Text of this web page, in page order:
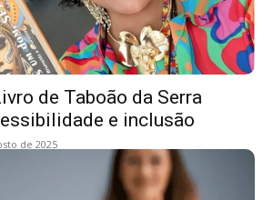
de Taboão da Serra
e inclusão
de 2025